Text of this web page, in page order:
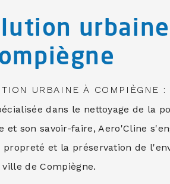
URBAINE À COMPIÈGNE :
dans le nettoyage de la
et son savoir-faire, Aero'Cline
et la préservation de
ville de Compiègne.